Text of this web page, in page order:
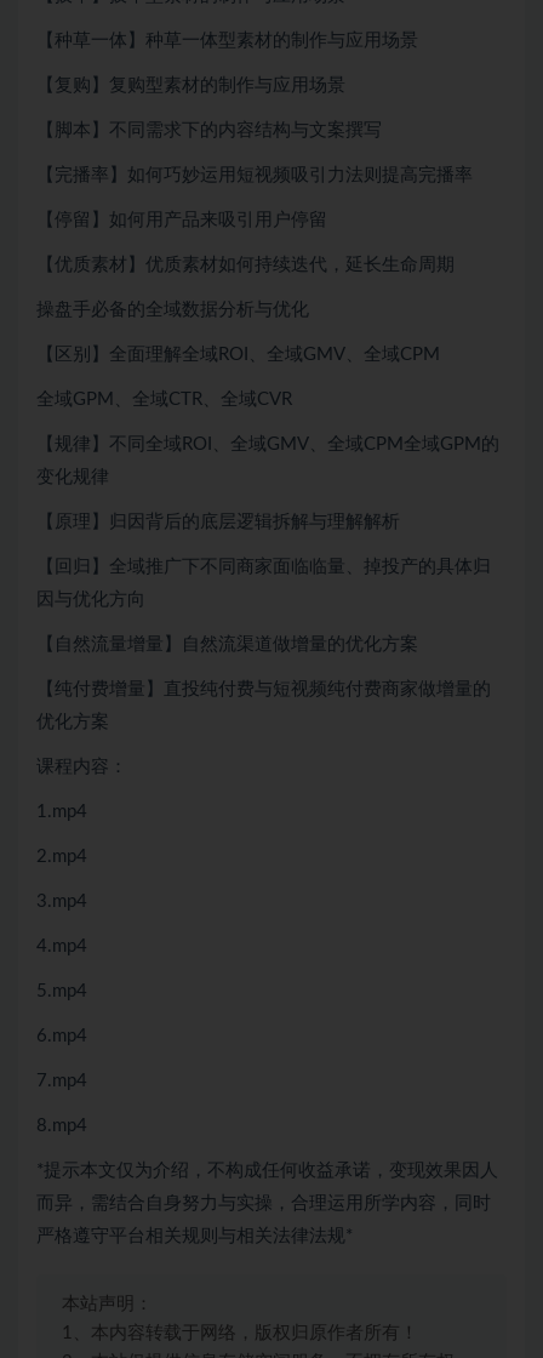
【种草一体】种草一体型素材的制作与应用场景
【复购】复购型素材的制作与应用场景
【脚本】不同需求下的内容结构与文案撰写
【完播率】如何巧妙运用短视频吸引力法则提高完播率
【停留】如何用产品来吸引用户停留
【优质素材】优质素材如何持续迭代，延长生命周期
操盘手必备的全域数据分析与优化
【区别】全面理解全域ROI、全域GMV、全域CPM
全域GPM、全域CTR、全域CVR
【规律】不同全域ROI、全域GMV、全域CPM全域GPM的
变化规律
【原理】归因背后的底层逻辑拆解与理解解析
【回归】全域推广下不同商家面临临量、掉投产的具体归
因与优化方向
【自然流量增量】自然流渠道做增量的优化方案
【纯付费增量】直投纯付费与短视频纯付费商家做增量的
优化方案
课程内容：
1.mp4
2.mp4
3.mp4
4.mp4
5.mp4
6.mp4
7.mp4
8.mp4
*提示本文仅为介绍，不构成任何收益承诺，变现效果因人
而异，需结合自身努力与实操，合理运用所学内容，同时
严格遵守平台相关规则与相关法律法规*
本站声明：
1、本内容转载于网络，版权归原作者所有！